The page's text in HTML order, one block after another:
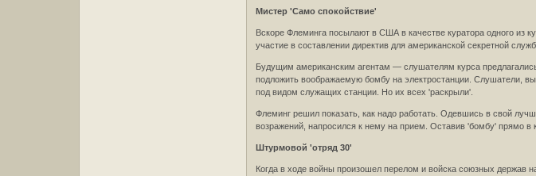
Мистер 'Само спокойствие'
Вскоре Флеминга посылают в США в качестве куратора одного из
участие в составлении директив для американской секретной
Будущим американским агентам — слушателям курса
подложить воображаемую бомбу на электростанции. Слушатели,
под видом служащих станции. Но их всех 'раскрыли'.
Флеминг решил показать, как надо работать. Одевшись в свой
возражений, напросился к нему на прием. Оставив 'бомбу' прямо в
Штурмовой 'отряд 30'
Когда в ходе войны произошел перелом и войска союзных держав